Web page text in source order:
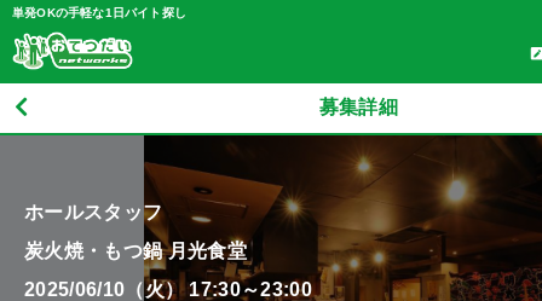
単発OKの手軽な1日バイト探し
募集詳細
ホールスタッフ
炭火焼・もつ鍋 月光食堂
2025/06/10（火） 17:30～23:00